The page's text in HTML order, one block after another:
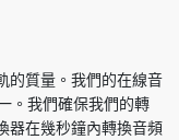
我們確保我們的轉
容易，你只需要上傳